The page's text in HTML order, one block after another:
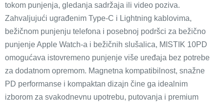
tokom punjenja, gledanja sadržaja ili video poziva.
Zahvaljujući ugrađenim Type-C i Lightning kablovima,
bežičnom punjenju telefona i posebnoj podršci za bežično
punjenje Apple Watch-a i bežičnih slušalica, MISTIK 10PD
omogućava istovremeno punjenje više uređaja bez potrebe
za dodatnom opremom. Magnetna kompatibilnost, snažne
PD performanse i kompaktan dizajn čine ga idealnim
izborom za svakodnevnu upotrebu, putovanja i premium